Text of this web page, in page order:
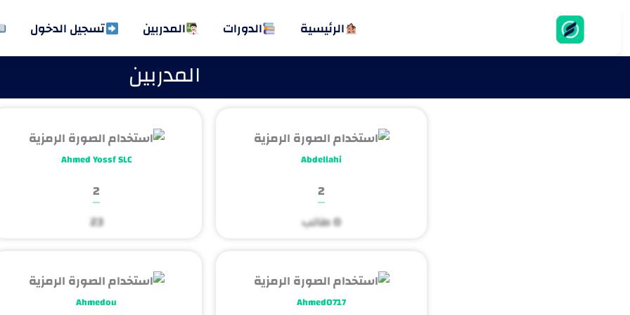
المحتوى
الرئيسية الدورات المدربين تسجيل الدخول
المدربين
Abdellahi
2
0 طالب
Ahmed Yossf SLC
2
23
Ahmed0717
Ahmedou